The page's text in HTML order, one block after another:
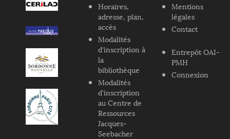
Horaires,
adresse, plan,
accès
Modalités
d'inscription à
la
bibliothèque
Modalités
d'inscription
au Centre de
Ressources
Jacques-
Seebacher
Mentions
légales
Contact
Entrepôt OAI-
PMH
Connexion